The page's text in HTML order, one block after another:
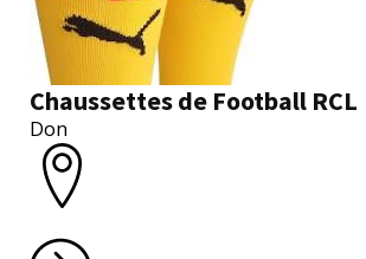
Chaussettes de Football RCL
Don